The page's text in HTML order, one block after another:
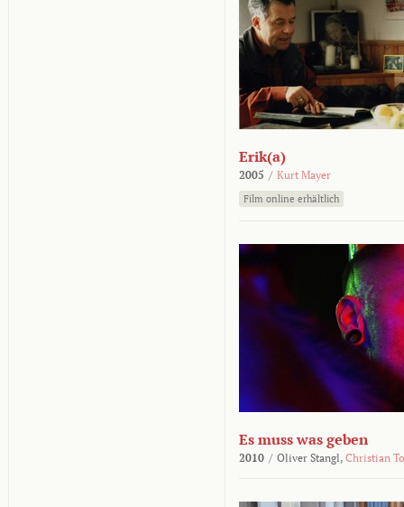
Erik(a)
2005 / Kurt Mayer
Film online erhältlich
Es muss was geben
2010 / Oliver Stangl, Christian